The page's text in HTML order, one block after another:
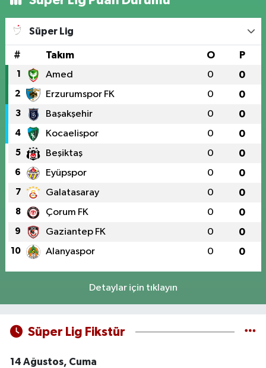
Süper Lig
# Takım O P
1 Amed 0 0
2 Erzurumspor FK 0 0
3 Başakşehir 0 0
4 Kocaelispor 0 0
5 Beşiktaş 0 0
6 Eyüpspor 0 0
7 Galatasaray 0 0
8 Çorum FK 0 0
9 Gaziantep FK 0 0
10 Alanyaspor 0 0
Detaylar için tıklayın
Süper Lig Fikstür
14 Ağustos, Cuma